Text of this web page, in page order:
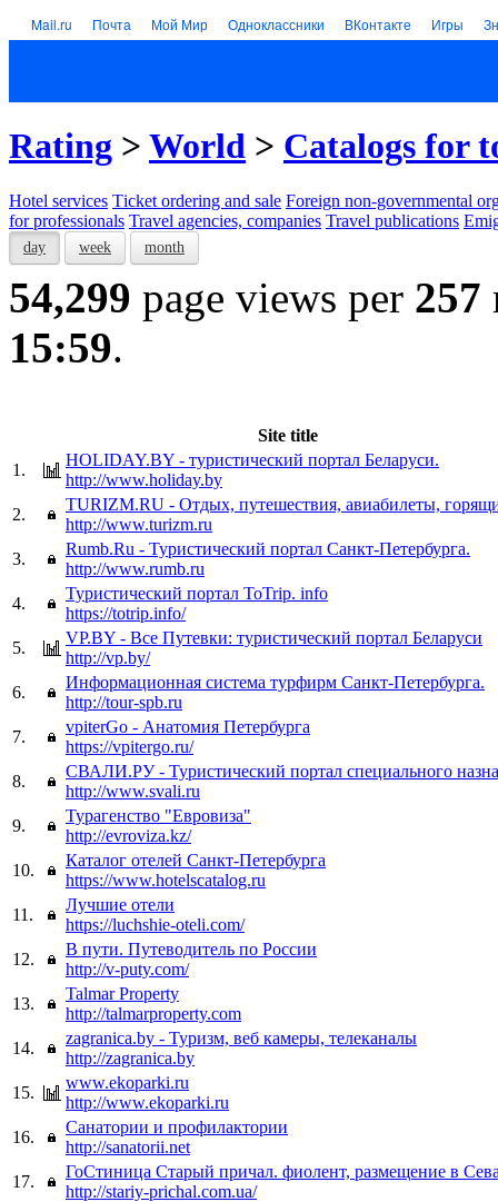
Mail.ru Почта Мой Мир Одноклассники ВКонтакте Игры
Rating > World > Catalogs for
Hotel services Тicket ordering and sale Foreign non-governmental
for professionals Travel agencies, companies Travel publications
day week month
54,299 page views per 257
15:59.
Site title
1.
HOLIDAY.BY - туристический портал Беларуси.
http://www.holiday.by
2.
TURIZM.RU - Отдых, путешествия, авиабилеты,
http://www.turizm.ru
3.
Rumb.Ru - Туристический портал Санкт-Петербурга.
http://www.rumb.ru
4.
Туристический портал ToTrip. info
https://totrip.info/
5.
VP.BY - Все Путевки: туристический портал Беларуси
http://vp.by/
6.
Информационная система турфирм Санкт-Петербурга.
http://tour-spb.ru
7.
vpiterGo - Анатомия Петербурга
https://vpitergo.ru/
8.
СВАЛИ.РУ - Туристический портал специального
http://www.svali.ru
9.
Турагенство "Евровиза"
http://evroviza.kz/
10.
Каталог отелей Санкт-Петербурга
https://www.hotelscatalog.ru
11.
Лучшие отели
https://luchshie-oteli.com/
12.
В пути. Путеводитель по России
http://v-puty.com/
13.
Talmar Property
http://talmarproperty.com
14.
zagranica.by - Туризм, веб камеры, телеканалы
http://zagranica.by
15.
www.ekoparki.ru
http://www.ekoparki.ru
16.
Санатории и профилактории
http://sanatorii.net
17.
ГоСтиница Старый причал. фиолент, размещение в
http://stariy-prichal.com.ua/